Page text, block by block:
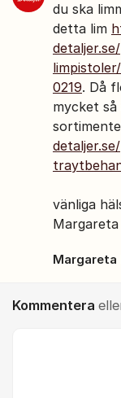
du ska
detta lim
0219. Då
mycket
vänliga
Margareta
Margareta
Kommentera